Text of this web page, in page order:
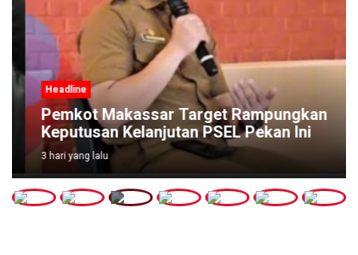
Headline
Pemkot Makassar Target Rampungkan
Keputusan Kelanjutan PSEL Pekan Ini
3 hari yang lalu